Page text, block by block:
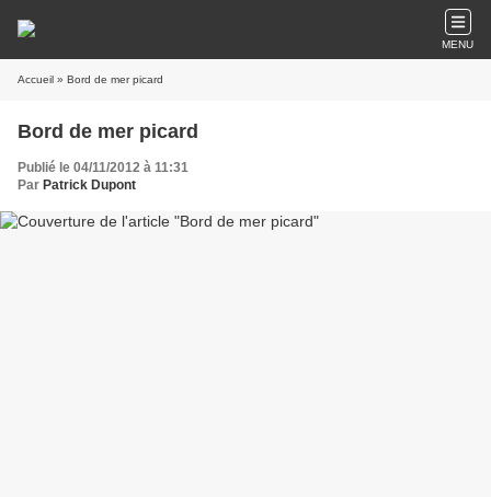
MENU
Accueil » Bord de mer picard
Bord de mer picard
Publié le 04/11/2012 à 11:31
Par Patrick Dupont